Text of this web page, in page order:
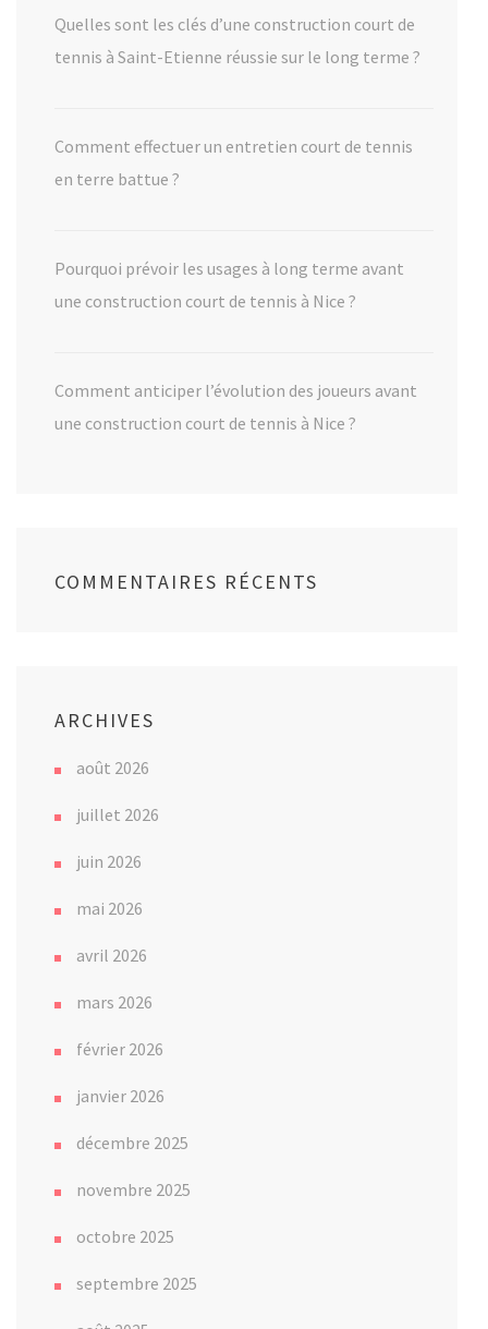
Quelles sont les clés d’une construction court de
tennis à Saint-Etienne réussie sur le long terme ?
Comment effectuer un entretien court de tennis
en terre battue ?
Pourquoi prévoir les usages à long terme avant
une construction court de tennis à Nice ?
Comment anticiper l’évolution des joueurs avant
une construction court de tennis à Nice ?
COMMENTAIRES RÉCENTS
ARCHIVES
août 2026
juillet 2026
juin 2026
mai 2026
avril 2026
mars 2026
février 2026
janvier 2026
décembre 2025
novembre 2025
octobre 2025
septembre 2025